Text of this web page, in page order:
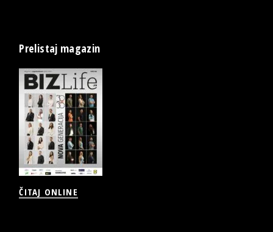
Prelistaj magazin
ČITAJ ONLINE